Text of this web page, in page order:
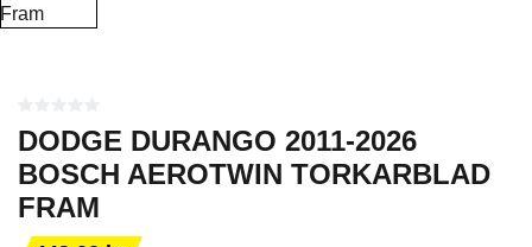
DODGE DURANGO 2011-2026
BOSCH AEROTWIN TORKARBLAD
FRAM